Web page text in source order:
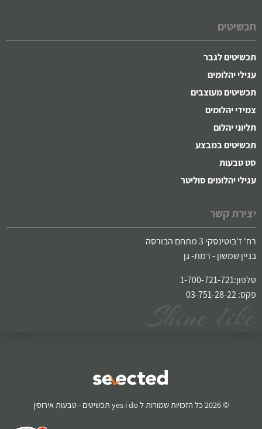
תכשיטים
תכשיטים לגבר
עגילי יהלומים
תכשיטים מעוצבים
צמידי יהלומים
תליוני יהלום
תכשיטים במבצע
סט טבעות
עגילי יהלומים סוליטר
יצירת קשר
רח' ז'בוטינסקי 3 מתחם הבורסה
בניין שמשון - רמת- גן
טלפון:1-700-721-721
פקס: 03-751-28-22
© 2026 כל הזכויות שמורות ל yes i do תכשיטים - טבעות אירוסין